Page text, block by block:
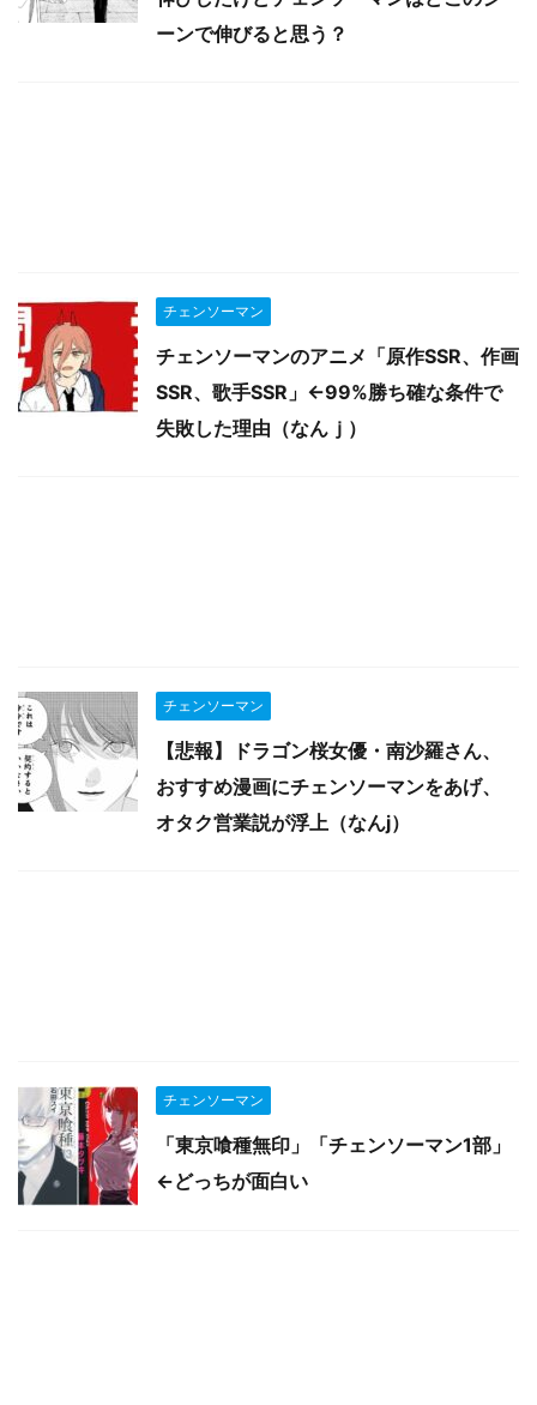
ーンで伸びると思う？
チェンソーマン
チェンソーマンのアニメ「原作SSR、作画
SSR、歌手SSR」←99%勝ち確な条件で
失敗した理由（なんｊ）
チェンソーマン
【悲報】ドラゴン桜女優・南沙羅さん、
おすすめ漫画にチェンソーマンをあげ、
オタク営業説が浮上（なんj）
チェンソーマン
「東京喰種無印」「チェンソーマン1部」
←どっちが面白い